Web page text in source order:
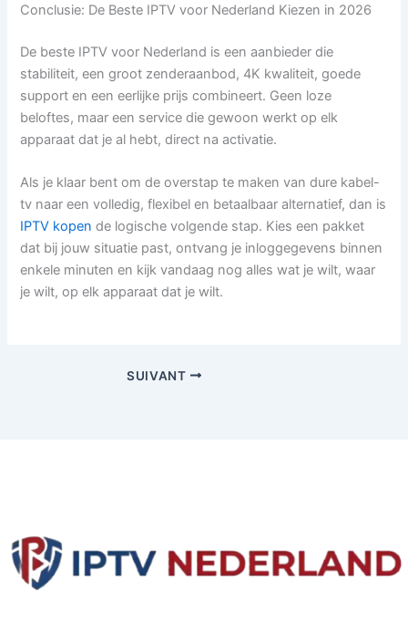
Conclusie: De Beste IPTV voor Nederland Kiezen in 2026
De beste IPTV voor Nederland is een aanbieder die
stabiliteit, een groot zenderaanbod, 4K kwaliteit, goede
support en een eerlijke prijs combineert. Geen loze
beloftes, maar een service die gewoon werkt op elk
apparaat dat je al hebt, direct na activatie.
Als je klaar bent om de overstap te maken van dure kabel-
tv naar een volledig, flexibel en betaalbaar alternatief, dan is
IPTV kopen de logische volgende stap. Kies een pakket
dat bij jouw situatie past, ontvang je inloggegevens binnen
enkele minuten en kijk vandaag nog alles wat je wilt, waar
je wilt, op elk apparaat dat je wilt.
SUIVANT